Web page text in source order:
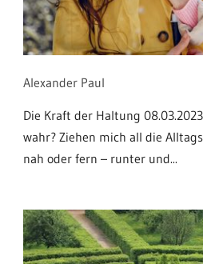
Alexander Paul
Die Kraft der Haltung
wahr? Ziehen mich all die
nah oder fern – runter und...